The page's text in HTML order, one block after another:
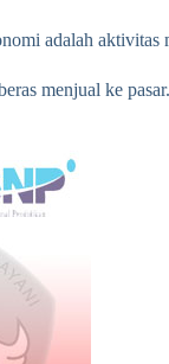
adalah aktivitas
menjual ke